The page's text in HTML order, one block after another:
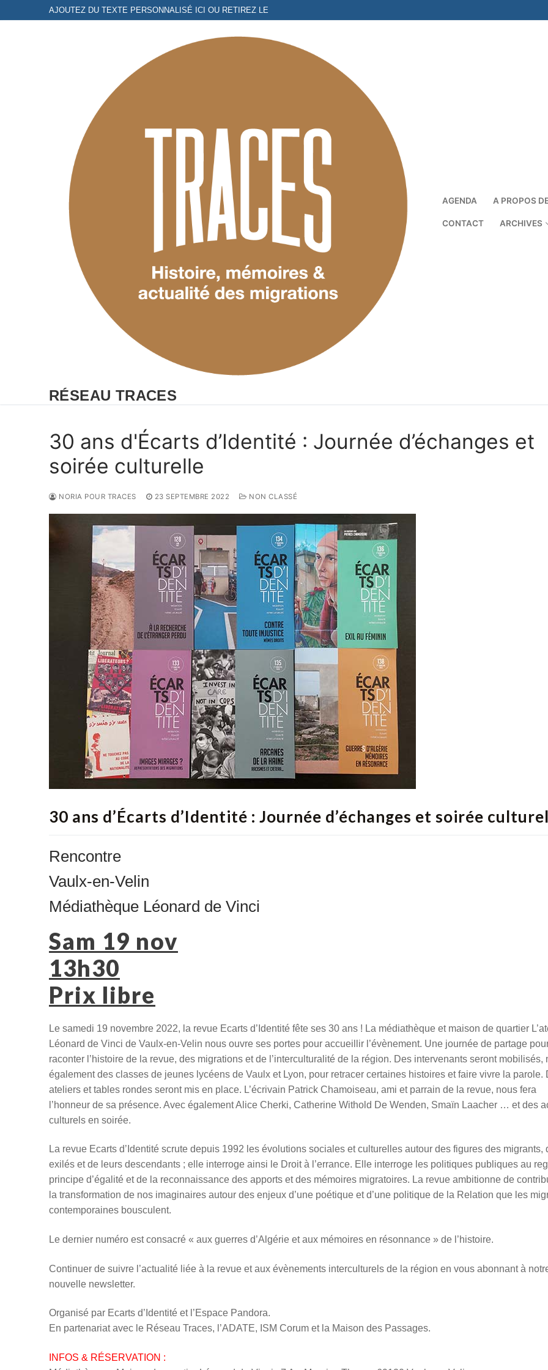
au
AJOUTEZ DU TEXTE PERSONNALISÉ ICI OU RETIREZ LE
RÉSEAU TRACES
AGENDA A PROPOS
CONTACT ARCHIVES
30 ans d'Écarts d’Identité : Journée d’échanges et
soirée culturelle
NORIA POUR TRACES 23 SEPTEMBRE 2022 NON CLASSÉ
30 ans d’Écarts d’Identité : Journée d’échanges et soirée
Rencontre
Vaulx-en-Velin
Médiathèque Léonard de Vinci
Sam 19 nov
13h30
Prix libre
Le samedi 19 novembre 2022, la revue Ecarts d’ Identité fête ses 30 ans ! La médiathèque et maison de quartier
Léonard de Vinci de Vaulx-en-Velin nous ouvre ses portes pour accueillir l’évènement. Une journée de partage
raconter l ’histoire de la revue, des migrations et de l ’interculturalité de la région. Des intervenants seront mobilisés,
également des classes de jeunes lycéens de Vaulx et Lyon, pour retracer certaines histoires et faire vivre la parole.
ateliers et tables rondes seront mis en place. L’écrivain Patrick Chamoiseau, ami et parrain de la revue, nous fera
’honneur de sa présence. Avec également Alice Cherki, Catherine Withold De Wenden, Smaïn Laacher … et des
culturels en soirée.
La revue Ecarts d’ Identité scrute depuis 1992 les évolutions sociales et culturelles autour des figures des migrants,
exilés et de leurs descendants ; elle interroge ainsi le Droità l’errance. Elle interroge les politiques publiques au
principe d’égalité et de la reconnaissance des apports et des mémoires migratoires. La revue ambitionne de
la transformation de nos imaginaires autour des enjeux d’une poétique et d’une politique de la Relation que les
contemporaines bousculent.
Le dernier numéro est consacré « aux guerres d’Algérie et aux mémoires en résonnance » de l’histoire.
Continuer de suivre l’actualité liée à la revue et aux évènements interculturels de la région en vous abonnant à
nouvelle newsletter.
Organisé par Ecarts d’Identité et l’Espace Pandora.
En partenariat avec le Réseau Traces, l’ADATE, ISM Corum et la Maison des Passages.
INFOS & RÉSERVATION :